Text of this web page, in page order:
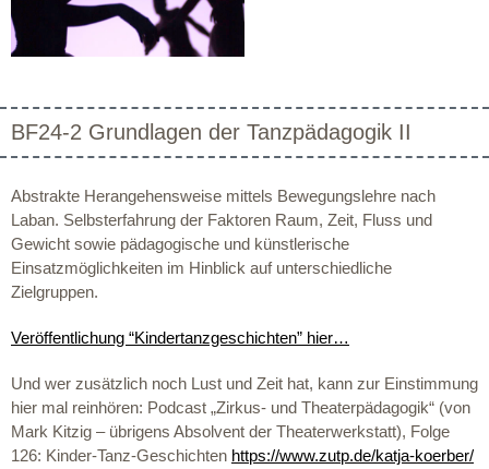
BF24-2 Grundlagen der Tanzpädagogik II
Abstrakte Herangehensweise mittels Bewegungslehre nach
Laban. Selbsterfahrung der Faktoren Raum, Zeit, Fluss und
Gewicht sowie pädagogische und künstlerische
Einsatzmöglichkeiten im Hinblick auf unterschiedliche
Zielgruppen.
Veröffentlichung “Kindertanzgeschichten” hier…
Und wer zusätzlich noch Lust und Zeit hat, kann zur Einstimmung
hier mal reinhören: Podcast „Zirkus- und Theaterpädagogik“ (von
Mark Kitzig – übrigens Absolvent der Theaterwerkstatt), Folge
126: Kinder-Tanz-Geschichten https://www.zutp.de/katja-koerber/